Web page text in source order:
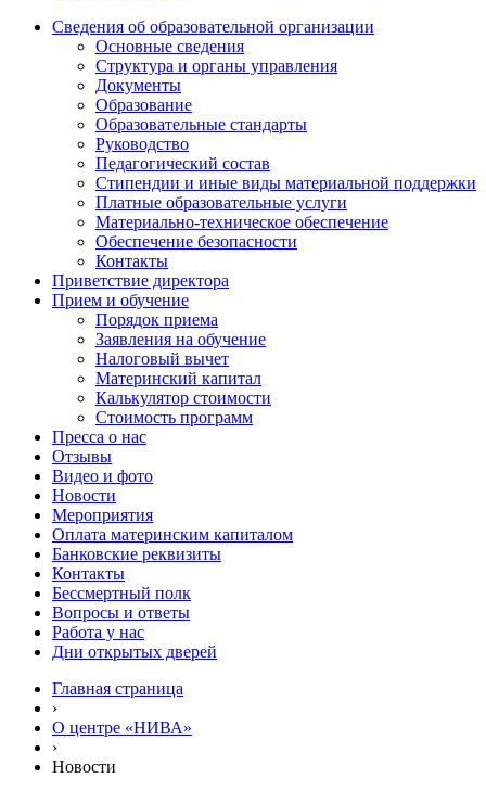
Сведения об образовательной организации
Основные сведения
Структура и органы управления
Документы
Образование
Образовательные стандарты
Руководство
Педагогический состав
Стипендии и иные виды материальной поддержки
Платные образовательные услуги
Материально-техническое обеспечение
Обеспечение безопасности
Контакты
Приветствие директора
Прием и обучение
Порядок приема
Заявления на обучение
Налоговый вычет
Материнский капитал
Калькулятор стоимости
Стоимость программ
Пресса о нас
Отзывы
Видео и фото
Новости
Мероприятия
Оплата материнским капиталом
Банковские реквизиты
Контакты
Бессмертный полк
Вопросы и ответы
Работа у нас
Дни открытых дверей
Главная страница
›
О центре «НИВА»
›
Новости